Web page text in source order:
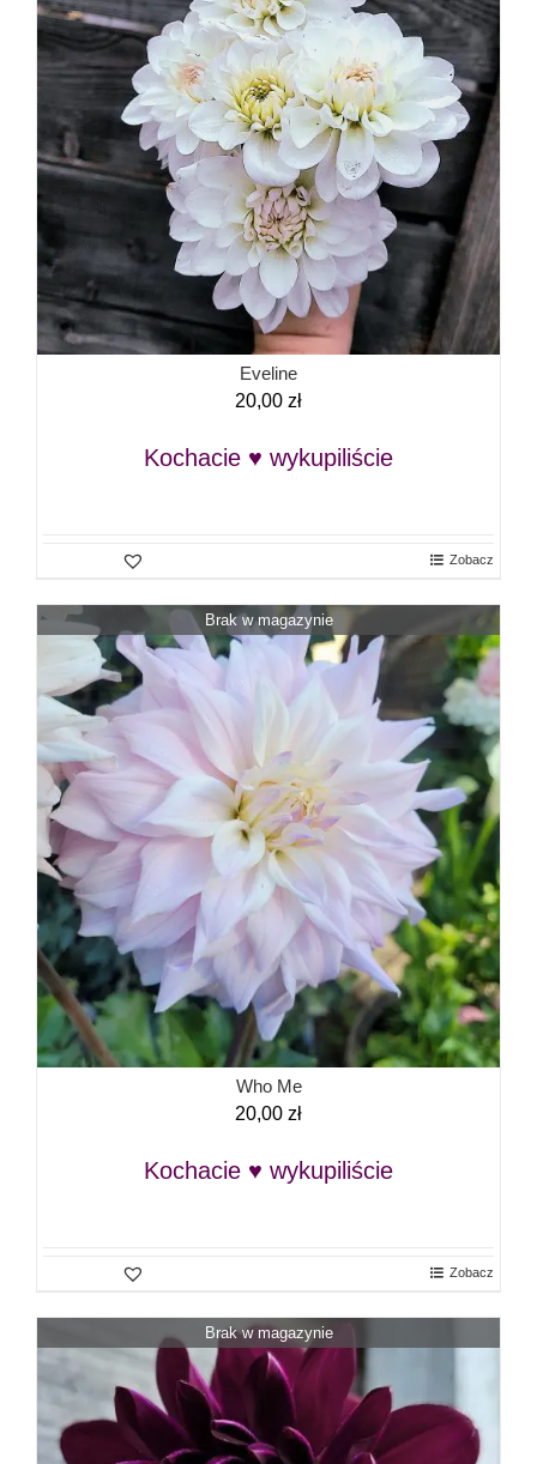
Eveline
20,00 zł
Kochacie ♥ wykupiliście
Zobacz
Brak w magazynie
Who Me
20,00 zł
Kochacie ♥ wykupiliście
Zobacz
Brak w magazynie